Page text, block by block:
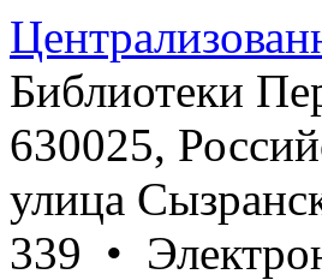
Библиотеки
630025,
улица
339 •